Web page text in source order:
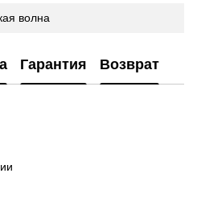
волна
Гарантия Возврат